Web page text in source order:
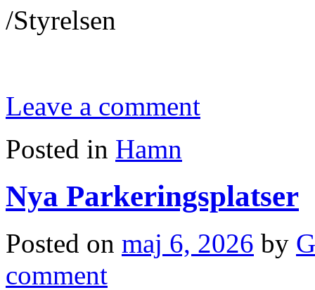
/Styrelsen
Leave a comment
Posted in Hamn
Nya Parkeringsplatser
Posted on maj 6, 2026 by
comment